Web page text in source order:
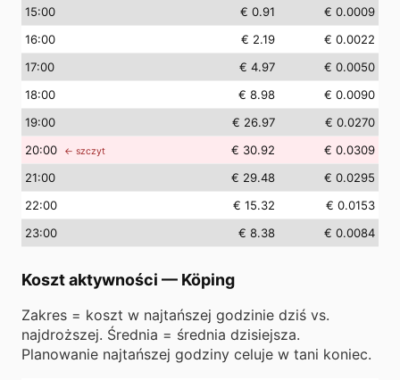
15:00 € 0.91
€ 0.0009
16:00 € 2.19
€ 0.0022
17:00 € 4.97
€ 0.0050
18:00 € 8.98
€ 0.0090
19:00 € 26.97
€ 0.0270
20:00 ← szczyt € 30.92
€ 0.0309
21:00 € 29.48
€ 0.0295
22:00 € 15.32
€ 0.0153
23:00 € 8.38 € 0.0084
Koszt aktywności — Köping
Zakres = koszt w najtańszej godzinie dziś vs.
najdroższej. Średnia = średnia dzisiejsza.
Planowanie najtańszej godziny celuje w tani koniec.